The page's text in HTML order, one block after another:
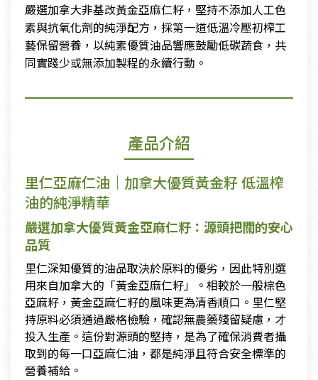
嚴選加拿大非基改黃金亞麻仁籽，堅持不添加人工色
素與抗氧化劑的純淨配方，採第一道低溫冷壓初榨工
藝保留營養，以純素優質油品響應鼓勵低碳蔬食，共
同實踐少或無添加製程的永續行動。
產品介紹
里仁亞麻仁油｜加拿大優質黃金籽 低溫榨
油的純淨精華
嚴選加拿大優質黃金亞麻仁籽：源頭把關的安心
品質
里仁深知優質的油品取決於原料的優劣，因此特別選
用來自加拿大的「黃金亞麻仁籽」。相較於一般棕色
亞麻籽，黃金亞麻仁籽的風味更為清香順口。里仁堅
持原料必須通過嚴格檢驗，確認無農藥殘留疑慮，才
投入生產。這份對源頭的堅持，是為了確保消費者攝
取到的每一口亞麻仁油，都是純淨且符合安全標準的
營養補給。